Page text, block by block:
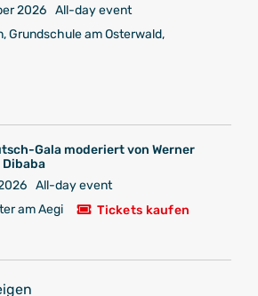
2026 All-day event
Grundschule am Osterwald,
Gala moderiert von Werner
Dibaba
All-day event
am Aegi Tickets kaufen